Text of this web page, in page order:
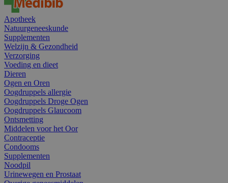
Apotheek
Natuurgeneeskunde
Supplementen
Welzijn & Gezondheid
Verzorging
Voeding en dieet
Dieren
Ogen en Oren
Oogdruppels allergie
Oogdruppels Droge Ogen
Oogdruppels Glaucoom
Ontsmetting
Middelen voor het Oor
Contraceptie
Condooms
Supplementen
Noodpil
Urinewegen en Prostaat